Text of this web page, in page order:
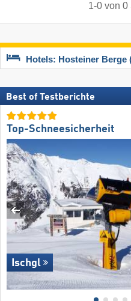
1-0von 0
Hotels: Hosteiner Berge
Best of Testberichte
Top-Schneesicherheit
Ischgl